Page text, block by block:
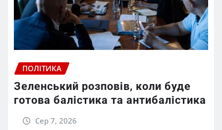
ПОЛІТИКА
Зеленський розповів, коли буде
готова балістика та антибалістика
Сер 7, 2026